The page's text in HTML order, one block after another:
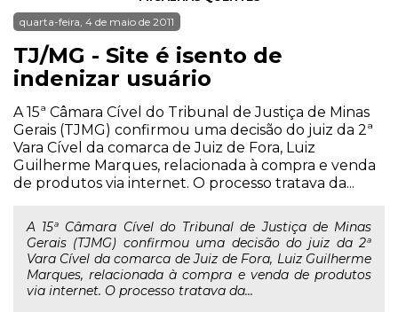
quarta-feira, 4 de maio de 2011
TJ/MG - Site é isento de
indenizar usuário
A 15ª Câmara Cível do Tribunal de Justiça de Minas
Gerais (TJMG) confirmou uma decisão do juiz da 2ª
Vara Cível da comarca de Juiz de Fora, Luiz
Guilherme Marques, relacionada à compra e venda
de produtos via internet. O processo tratava da...
A 15ª Câmara Cível do Tribunal de Justiça de Minas
Gerais (TJMG) confirmou uma decisão do juiz da 2ª
Vara Cível da comarca de Juiz de Fora, Luiz Guilherme
Marques, relacionada à compra e venda de produtos
via internet. O processo tratava da...